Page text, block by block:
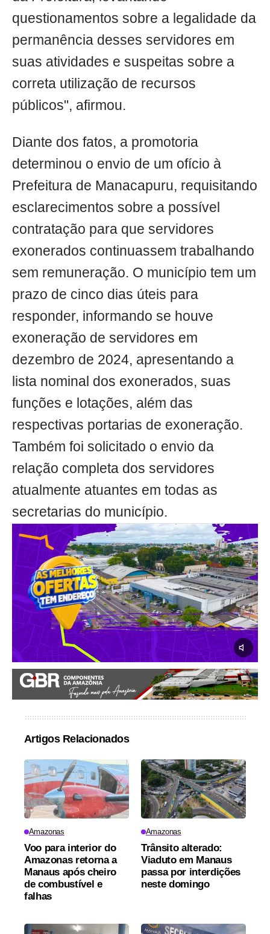
questionamentos sobre a legalidade da
permanência desses servidores em
suas atividades e suspeitas sobre a
correta utilização de recursos
públicos", afirmou.
Diante dos fatos, a promotoria
determinou o envio de um ofício à
Prefeitura de Manacapuru, requisitando
esclarecimentos sobre a possível
contratação para que servidores
exonerados continuassem trabalhando
sem remuneração. O município tem um
prazo de cinco dias úteis para
responder, informando se houve
exoneração de servidores em
dezembro de 2024, apresentando a
lista nominal dos exonerados, suas
funções e lotações, além das
respectivas portarias de exoneração.
Também foi solicitado o envio da
relação completa dos servidores
atualmente atuantes em todas as
secretarias do município.
Artigos Relacionados
Amazonas
Voo para interior do
Amazonas retorna a
Manaus após cheiro
de combustível e
falhas
Amazonas
Trânsito alterado:
Viaduto em Manaus
passa por interdições
neste domingo